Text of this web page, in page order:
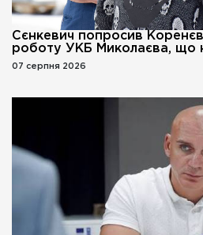
Сєнкевич попросив
роботу УКБ Миколаєва, що
07 серпня 2026